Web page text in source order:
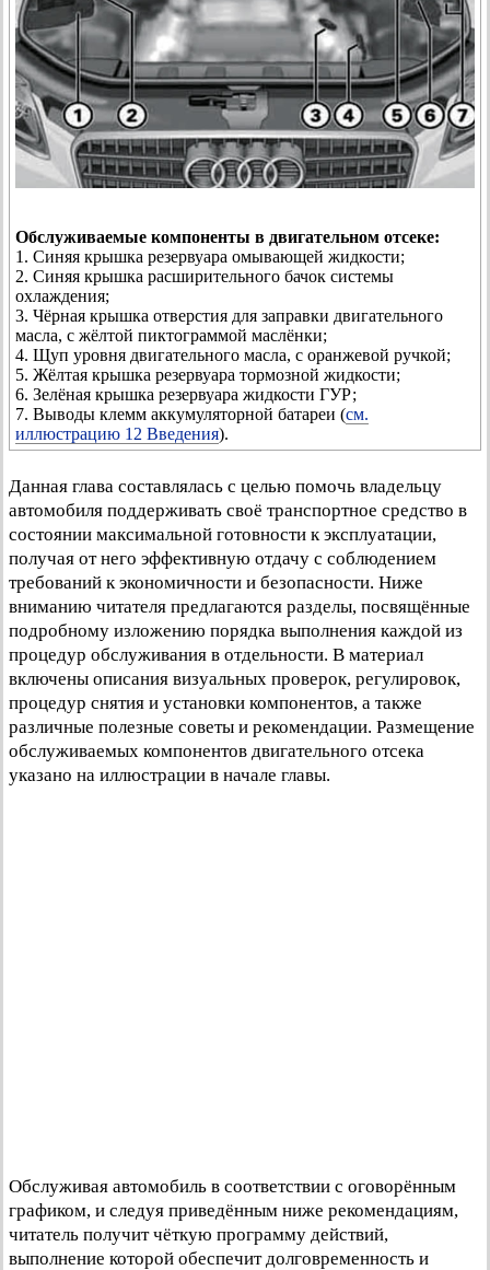
Обслуживаемые компоненты в двигательном отсеке:
1. Синяя крышка резервуара омывающей жидкости;
2. Синяя крышка расширительного бачок системы
охлаждения;
3. Чёрная крышка отверстия для заправки двигательного
масла, с жёлтой пиктограммой маслёнки;
4. Щуп уровня двигательного масла, с оранжевой ручкой;
5. Жёлтая крышка резервуара тормозной жидкости;
6. Зелёная крышка резервуара жидкости ГУР;
7. Выводы клемм аккумуляторной батареи (см.
иллюстрацию 12 Введения).
Данная глава составлялась с целью помочь владельцу
автомобиля поддерживать своё транспортное средство в
состоянии максимальной готовности к эксплуатации,
получая от него эффективную отдачу с соблюдением
требований к экономичности и безопасности. Ниже
вниманию читателя предлагаются разделы, посвящённые
подробному изложению порядка выполнения каждой из
процедур обслуживания в отдельности. В материал
включены описания визуальных проверок, регулировок,
процедур снятия и установки компонентов, а также
различные полезные советы и рекомендации. Размещение
обслуживаемых компонентов двигательного отсека
указано на иллюстрации в начале главы.
Обслуживая автомобиль в соответствии с оговорённым
графиком, и следуя приведённым ниже рекомендациям,
читатель получит чёткую программу действий,
выполнение которой обеспечит долговременность и